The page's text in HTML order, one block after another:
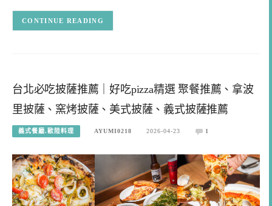
CONTINUE READING
台北必吃披薩推薦｜好吃pizza精選 聚餐推薦、拿波
里披薩、窯烤披薩、美式披薩、義式披薩推薦
義式餐廳.歐陸料理 AYUMI0218 2026-04-23 1